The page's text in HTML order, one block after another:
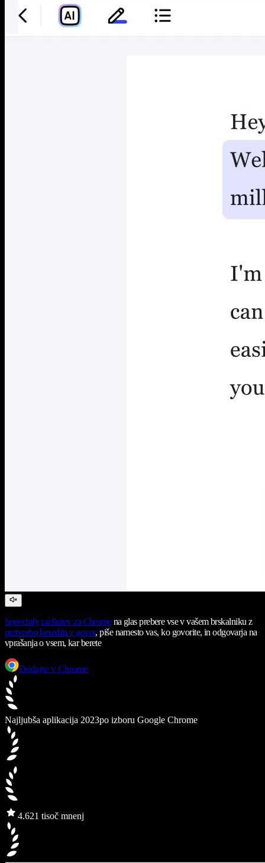
Speechify razširitev za Chromena glas prebere vse v vašem brskalniku z
pretvorbo besedila v govor, piše namesto vas, ko govorite, in odgovarja na
vprašanja o vsem, kar berete
Dodajte v Chrome
Najljubša aplikacija 2023po izboru Google Chrome
4.621 tisoč mnenj